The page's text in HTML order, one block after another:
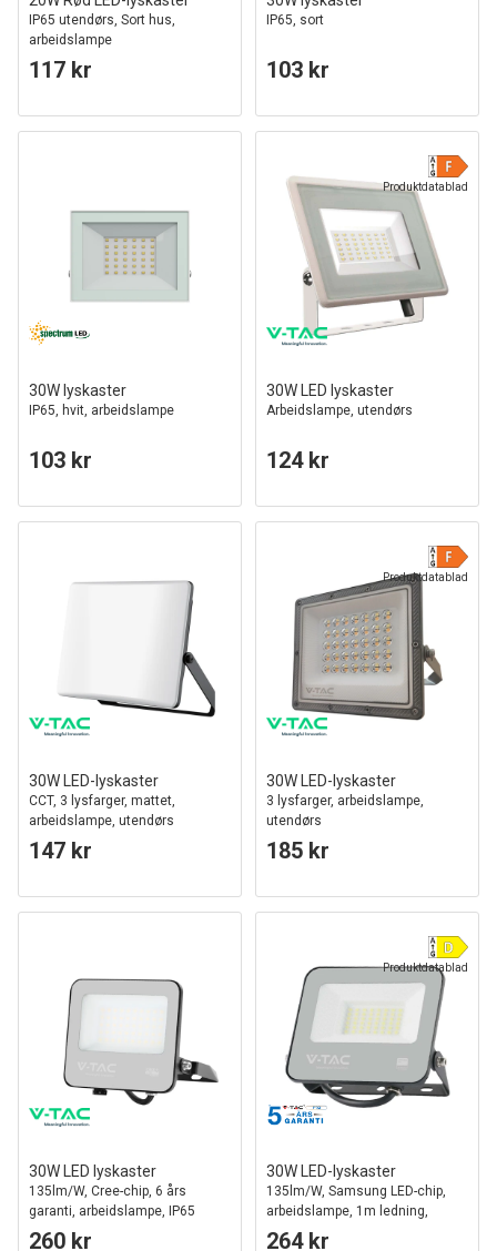
IP65 utendørs, Sort hus,
arbeidslampe
117 kr
IP65, sort
103 kr
30W lyskaster
IP65, hvit, arbeidslampe
103 kr
Produktdatablad
30W LED lyskaster
Arbeidslampe, utendørs
124 kr
30W LED-lyskaster
CCT, 3 lysfarger, mattet,
arbeidslampe, utendørs
147 kr
Produktdatablad
30W LED-lyskaster
3 lysfarger, arbeidslampe,
utendørs
185 kr
30W LED lyskaster
135lm/W, Cree-chip, 6 års
garanti, arbeidslampe, IP65
utendørs
260 kr
Produktdatablad
30W LED-lyskaster
135lm/W, Samsung LED-chip,
arbeidslampe, 1m ledning,
utendørs
264 kr